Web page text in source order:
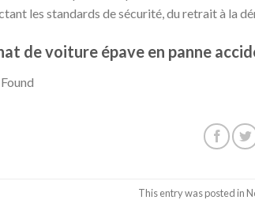
les standards de sécurité, du retrait à la
de voiture épave en panne
This entry was posted in